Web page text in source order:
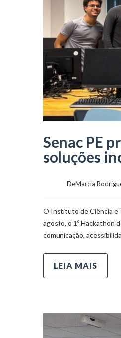
Senac PE
soluções
DeMarcia
O Instituto de Ciência e
agosto, o 1º Hackathon
comunicação,
LEIA MAIS